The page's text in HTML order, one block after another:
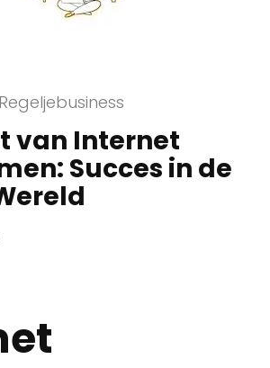
Regeljebusiness
van Internet
Succes in de